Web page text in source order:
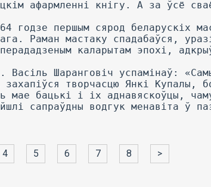
4 5 6 7 8 >